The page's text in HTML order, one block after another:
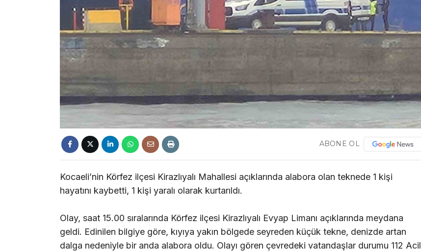
ABONE OL
Kocaeli’nin Körfez ilçesi Kirazlıyalı Mahallesi açıklarında alabora olan teknede 1 kişi
hayatını kaybetti, 1 kişi yaralı olarak kurtarıldı.
Olay, saat 15.00 sıralarında Körfez ilçesi Kirazlıyalı Evyap Limanı açıklarında meydana
geldi. Edinilen bilgiye göre, kıyıya yakın bölgede seyreden küçük tekne, denizde artan
dalga nedeniyle bir anda alabora oldu. Olayı gören çevredeki vatandaşlar durumu 112 Acil